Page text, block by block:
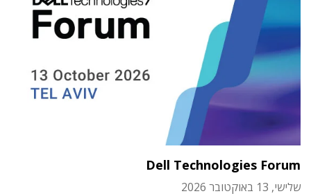
Dell Technologies Forum
שלישי, 13 באוקטובר 2026